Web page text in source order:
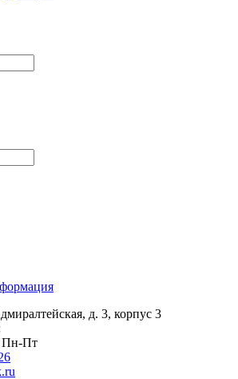
д. 3, корпус 3
Пн-Пт